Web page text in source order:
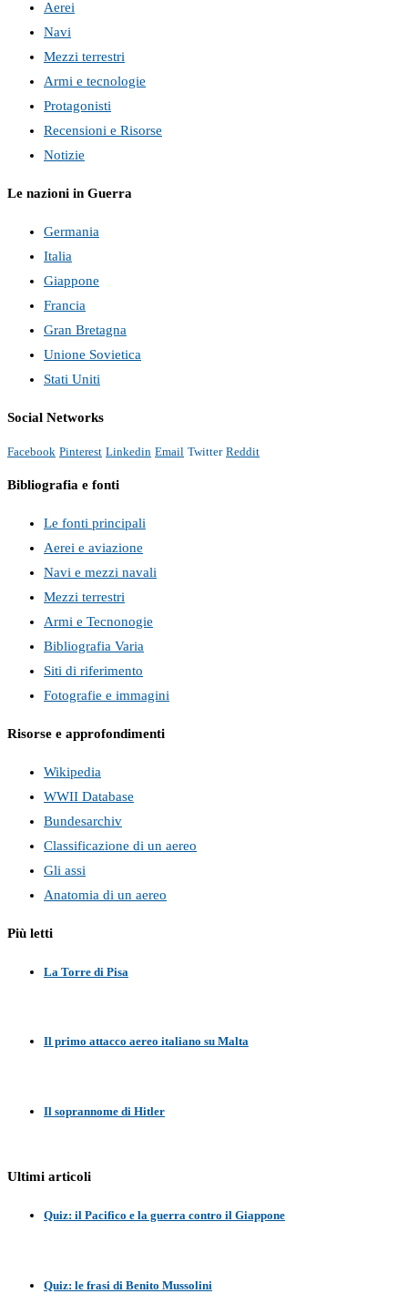
Aerei
Navi
Mezzi terrestri
Armi e tecnologie
Protagonisti
Recensioni e Risorse
Notizie
Le nazioni in Guerra
Germania
Italia
Giappone
Francia
Gran Bretagna
Unione Sovietica
Stati Uniti
Social Networks
Facebook Pinterest Linkedin Email Twitter Reddit
Bibliografia e fonti
Le fonti principali
Aerei e aviazione
Navi e mezzi navali
Mezzi terrestri
Armi e Tecnonogie
Bibliografia Varia
Siti di riferimento
Fotografie e immagini
Risorse e approfondimenti
Wikipedia
WWII Database
Bundesarchiv
Classificazione di un aereo
Gli assi
Anatomia di un aereo
Più letti
La Torre di Pisa
Il primo attacco aereo italiano su Malta
Il soprannome di Hitler
Ultimi articoli
Quiz: il Pacifico e la guerra contro il Giappone
Quiz: le frasi di Benito Mussolini